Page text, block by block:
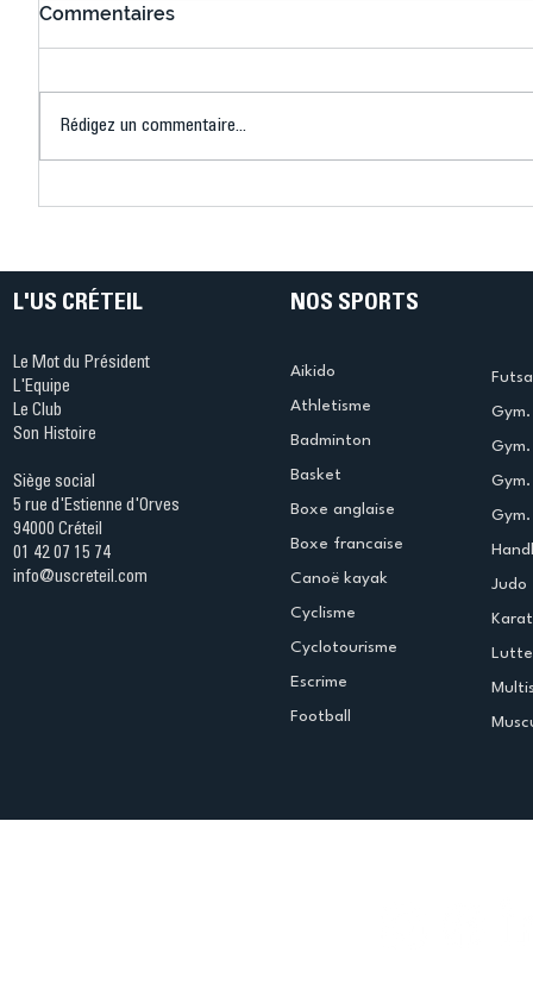
Ping ? Quand le tennis de
termine
Commentaires
Rédigez un commentaire...
L'US CRÉTEIL
Le Mot du Président
L'Equipe
Le Club
Son Histoire
Siège social
5 rue d'Estienne d'Orves
94000 Créteil
01 42 07 15 74
info@uscreteil.com
NOS SPORTS
Aikido
Athletisme
Badminton
Basket
Boxe anglaise
Boxe francaise
Canoë kayak
Cyclisme
Cyclotourisme
Escrime
Football
Judo
Lutte